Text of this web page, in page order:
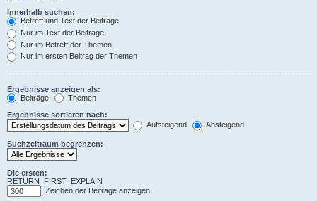
Innerhalb suchen:
Betreff und Text der Beiträge
Nur im Text der Beiträge
Nur im Betreff der Themen
Nur im ersten Beitrag der Themen
Ergebnisse anzeigen als:
Beiträge
Themen
Ergebnisse sortieren nach:
Aufsteigend
Absteigend
Suchzeitraum begrenzen:
Die ersten:
RETURN_FIRST_EXPLAIN
Zeichen der Beiträge anzeigen